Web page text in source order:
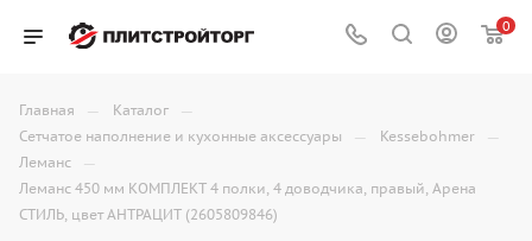
0
Главная — Каталог —
Сетчатое наполнение и кухонные аксессуары — Kessebohmer —
Леманс —
Леманс 450 мм КОМПЛЕКТ 4 полки, 4 доводчика, правый, Арена
СТИЛЬ, цвет АНТРАЦИТ (2605809846)